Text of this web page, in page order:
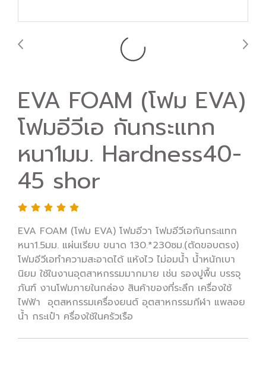
EVA FOAM (โฟม EVA)
โฟมอีวีเอ กันกระแทก
หนา1มม. Hardness40-
45 shor
EVA FOAM (โฟม EVA) โฟมอีวา โฟมอีวีเอกันกระแทก
หนา1.5มม. แผ่นเรียบ ขนาด 130.*230ซม.(ตัดขอบตรง)
โฟมอีวีเอทำความสะอาดได้ แห้งไว ไม่อมน้ำ น้ำหนักเบา
นิยม ใช้ในงานอุตสาหกรรมมากมาย เช่น รองปูพื้น บรรจุ
ภันฑ์ งานโฟมภายในกล่อง สินค้าของที่ระลึก เครื่องใช้
ไฟฟ้า อุตสหกรรมเครื่องยนต์ อุตสาหกรรมกีฬา แพลอย
น้ำ กระเป๋า ครื่องใช้ในครัวเรือ